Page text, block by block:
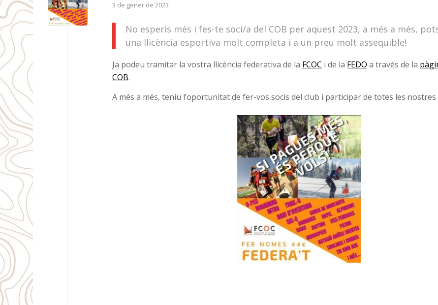
3 de gener de 2023
No esperis més i fes-te soci/a del COB per aquest 2023, a més a més,
una llicència esportiva molt completa i a un preu molt assequible!
Ja podeu tramitar la vostra llicència federativa de la FCOC i de la FEDO a través de la
COB.
A més a més, teniu l’oportunitat de fer-vos socis del club i participar de totes les nostres